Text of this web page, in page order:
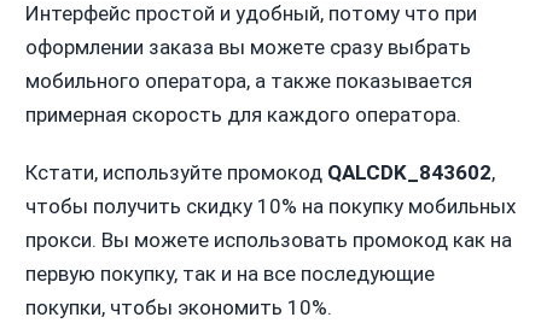
Интерфейс простой и удобный, потому что при
оформлении заказа вы можете сразу выбрать
мобильного оператора, а также показывается
примерная скорость для каждого оператора.
Кстати, используйте промокод QALCDK_843602,
чтобы получить скидку 10% на покупку мобильных
прокси. Вы можете использовать промокод как на
первую покупку, так и на все последующие
покупки, чтобы экономить 10%.